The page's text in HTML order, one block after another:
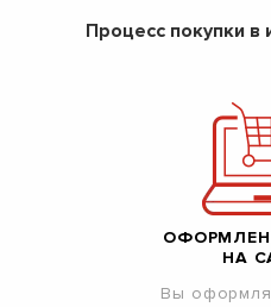
Процесс покупки в
НА
Вы